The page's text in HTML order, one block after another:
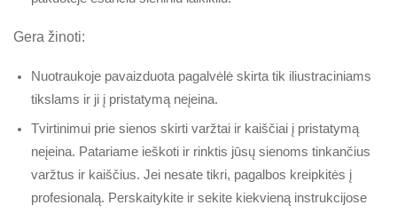
Gera žinoti:
Nuotraukoje pavaizduota pagalvėlė skirta tik iliustraciniams
tikslams ir ji į pristatymą neįeina.
Tvirtinimui prie sienos skirti varžtai ir kaiščiai į pristatymą
neįeina. Patariame ieškoti ir rinktis jūsų sienoms tinkančius
varžtus ir kaiščius. Jei nesate tikri, pagalbos kreipkitės į
profesionalą. Perskaitykite ir sekite kiekvieną instrukcijose